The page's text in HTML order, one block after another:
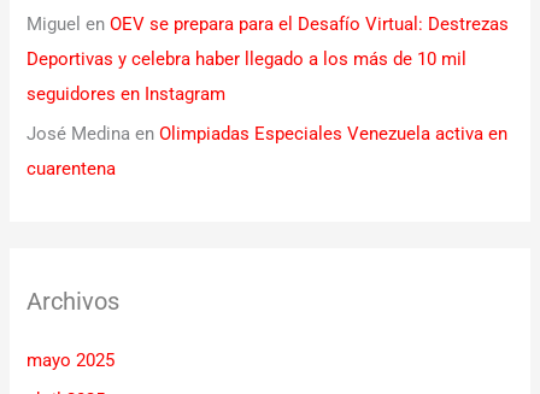
Miguel enOEV se prepara para el Desafío Virtual: Destrezas
Deportivas y celebra haber llegado a los más de 10 mil
seguidores en Instagram
José Medina enOlimpiadas Especiales Venezuela activa en
cuarentena
Archivos
mayo 2025